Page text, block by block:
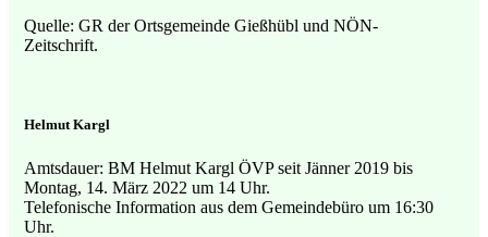
Quelle: GR der Ortsgemeinde Gießhübl und NÖN-
Zeitschrift.
Helmut Kargl
Amtsdauer: BM Helmut Kargl ÖVP seit Jänner 2019 bis
Montag, 14. März 2022 um 14 Uhr.
Telefonische Information aus dem Gemeindebüro um 16:30
Uhr.